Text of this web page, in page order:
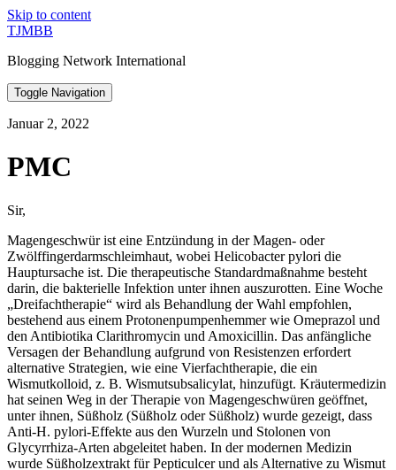
Skip to content
TJMBB
Blogging Network International
Toggle Navigation
Januar 2, 2022
PMC
Sir,
Magengeschwür ist eine Entzündung in der Magen- oder
Zwölffingerdarmschleimhaut, wobei Helicobacter pylori die
Hauptursache ist. Die therapeutische Standardmaßnahme besteht
darin, die bakterielle Infektion unter ihnen auszurotten. Eine Woche
„Dreifachtherapie“ wird als Behandlung der Wahl empfohlen,
bestehend aus einem Protonenpumpenhemmer wie Omeprazol und
den Antibiotika Clarithromycin und Amoxicillin. Das anfängliche
Versagen der Behandlung aufgrund von Resistenzen erfordert
alternative Strategien, wie eine Vierfachtherapie, die ein
Wismutkolloid, z. B. Wismutsubsalicylat, hinzufügt. Kräutermedizin
hat seinen Weg in der Therapie von Magengeschwüren geöffnet,
unter ihnen, Süßholz (Süßholz oder Süßholz) wurde gezeigt, dass
Anti-H. pylori-Effekte aus den Wurzeln und Stolonen von
Glycyrrhiza-Arten abgeleitet haben. In der modernen Medizin
wurde Süßholzextrakt für Pepticulcer und als Alternative zu Wismut